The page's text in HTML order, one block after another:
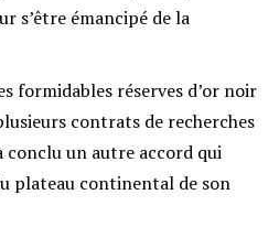
s’être émancipé de la
formidables réserves d’or noir
contrats de recherches
un autre accord qui
plateau continental de son